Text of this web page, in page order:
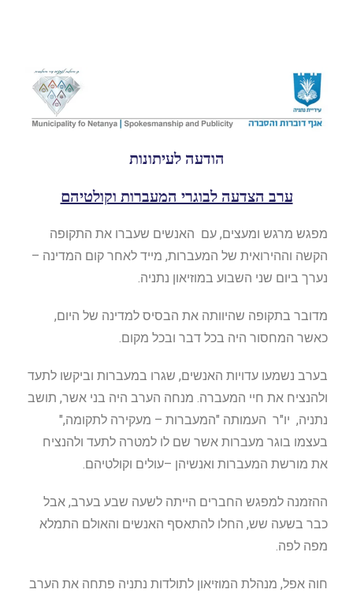
הודעה לעיתונות
ערב הצדעה לבוגרי המעברות וקולטיהם
מפגש מרגש ומעצים, עם האנשים שעברו את התקופה
הקשה וההירואית של המעברות, מייד לאחר קום המדינה –
נערך ביום שני השבוע במוזיאון נתניה.
מדובר בתקופה שהיוותה את הבסיס למדינה של היום,
כאשר המחסור היה בכל דבר ובכל מקום.
בערב נשמעו עדויות האנשים, שגרו במעברות וביקשו לתעד
ולהנציח את חיי המעברה. מנחה הערב היה בני אשר, תושב
נתניה, יו"ר העמותה "המעברות – מעקירה לתקומה,"
בעצמו בוגר מעברות אשר שם לו למטרה לתעד ולהנציח
את מורשת המעברות ואנשיהן –עולים וקולטיהם.
ההזמנה למפגש החברים הייתה לשעה שבע בערב, אבל
כבר בשעה שש, החלו להתאסף האנשים והאולם התמלא
מפה לפה.
חוה אפל, מנהלת המוזיאון לתולדות נתניה פתחה את הערב